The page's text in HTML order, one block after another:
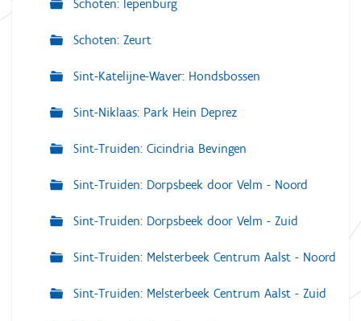
Schoten: Iepenburg
Schoten: Zeurt
Sint-Katelijne-Waver: Hondsbossen
Sint-Niklaas: Park Hein Deprez
Sint-Truiden: Cicindria Bevingen
Sint-Truiden: Dorpsbeek door Velm - Noord
Sint-Truiden: Dorpsbeek door Velm - Zuid
Sint-Truiden: Melsterbeek Centrum Aalst - Noord
Sint-Truiden: Melsterbeek Centrum Aalst - Zuid